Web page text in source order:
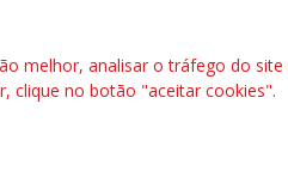
70.304-900
melhor, analisar o tráfego do
clique no botão "aceitar cookies".